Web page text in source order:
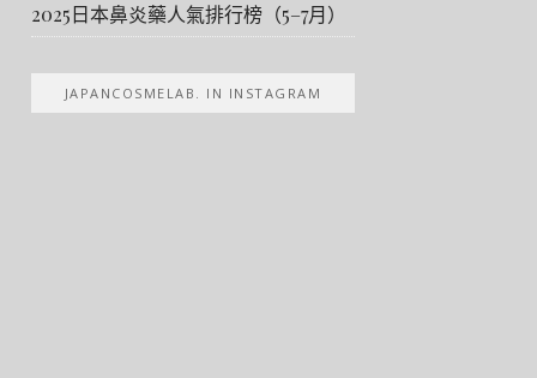
2025日本鼻炎藥人氣排行榜（5–7月）
JAPANCOSMELAB. IN INSTAGRAM